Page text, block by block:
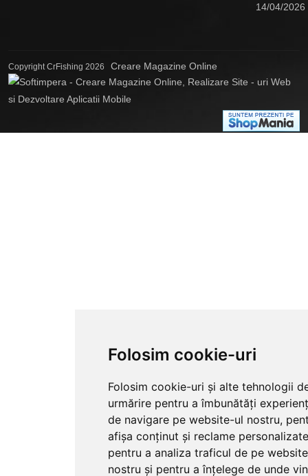
Folosim cookie-uri
Folosim cookie-uri și alte tehnologii
urmărire pentru a îmbunătăți
de navigare pe website-ul nostru,
afișa conținut și reclame
pentru a analiza traficul de pe
nostru și pentru a înțelege de unde vin
14/04/2026
Copyright CrFishing 2026 Creare Magazine Online